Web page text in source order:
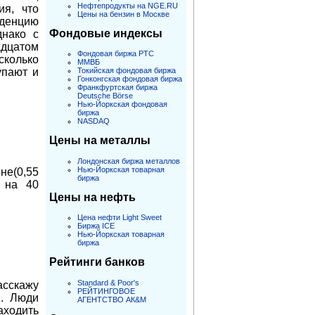
что
с
и
на 40
Люди
Нефтепродукты на NGE.RU
Цены на бензин в Москве
Фондовые индексы
Фондовая биржа РТС
ММВБ
Токийская фондовая биржа
Гонконгская фондовая биржа
Франкфуртская биржа
Deutsche Börse
Нью-Йоркская фондовая
биржа
NASDAQ
Цены на металлы
Лондонская биржа металлов
Нью-Йоркская товарная
биржа
Цены на нефть
Цена нефти Light Sweet
Биржа ICE
Нью-Йоркская товарная
биржа
Рейтинги банков
Standard & Poor's
РЕЙТИНГОВОЕ
АГЕНТСТВО АК&M